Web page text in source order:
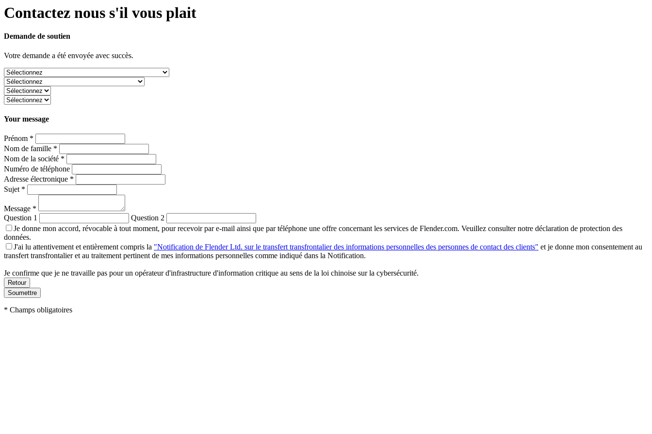
Contactez nous s'il vous plait
Demande de soutien
Votre demande a été envoyée avec succès.
Your message
Prénom *
Nom de famille *
Nom de la société *
Numéro de téléphone
Adresse électronique *
Sujet *
Message *
Question 1
Question 2
Je donne mon accord, révocable à tout moment, pour recevoir par e-mail ainsi que par téléphone une offre concernant les services de Flender.com. Veuillez consulter notre déclaration de protection des
données.
J'ai lu attentivement et entièrement compris la "Notification de Flender Ltd. sur le transfert transfrontalier des informations personnelles des personnes de contact des clients" et je donne mon consentement au
transfert transfrontalier et au traitement pertinent de mes informations personnelles comme indiqué dans la Notification.
Je confirme que je ne travaille pas pour un opérateur d'infrastructure d'information critique au sens de la loi chinoise sur la cybersécurité.
Soumettre
* Champs obligatoires